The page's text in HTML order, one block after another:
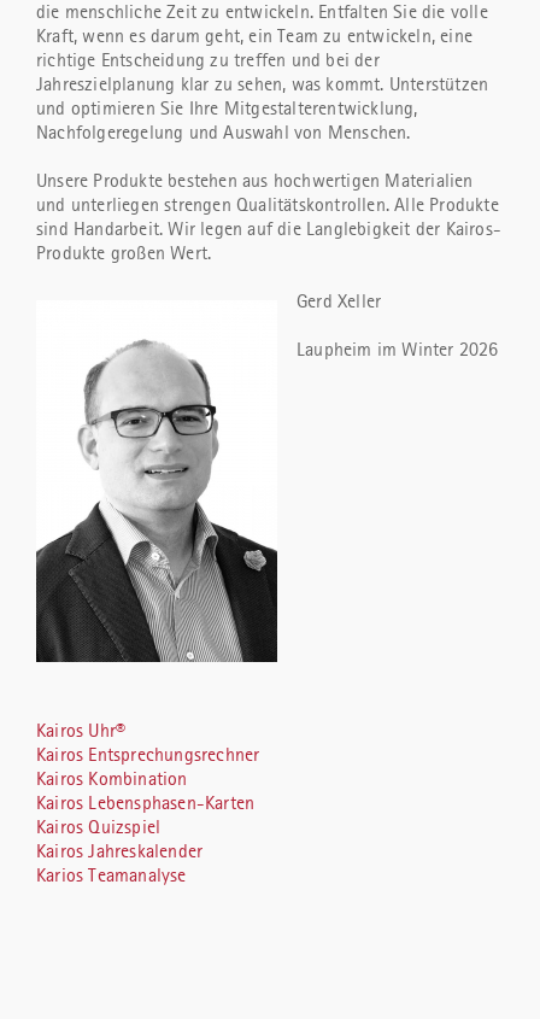
die menschliche Zeit zu entwickeln. Entfalten Sie die volle
Kraft, wenn es darum geht, ein Team zu entwickeln, eine
richtige Entscheidung zu treffen und bei der
Jahreszielplanung klar zu sehen, was kommt. Unterstützen
und optimieren Sie Ihre Mitgestalterentwicklung,
Nachfolgeregelung und Auswahl von Menschen.
Unsere Produkte bestehen aus hochwertigen Materialien
und unterliegen strengen Qualitätskontrollen. Alle Produkte
sind Handarbeit. Wir legen auf die Langlebigkeit der Kairos-
Produkte großen Wert.
Gerd Xeller
Laupheim im Winter 2026
Kairos Uhr®
Kairos Entsprechungsrechner
Kairos Kombination
Kairos Lebensphasen-Karten
Kairos Quizspiel
Kairos Jahreskalender
Karios Teamanalyse